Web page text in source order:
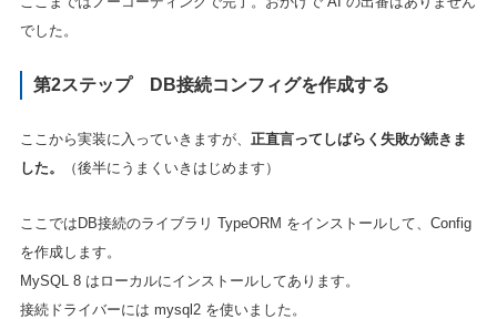
でした。
第2ステップ DB接続コンフィグを作成する
ここから実装に入っていきますが、 正直言ってしばらく失敗が続きま
した。
（後半にうまくいきはじめます）
ここではDB接続のライブラリ TypeORM をインストールして、Config
を作成します。
MySQL 8 はローカルにインストールしてあります。
接続ドライバーには mysql2 を使いました。